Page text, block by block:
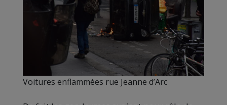
Voitures enflammées rue Jeanne d’Arc